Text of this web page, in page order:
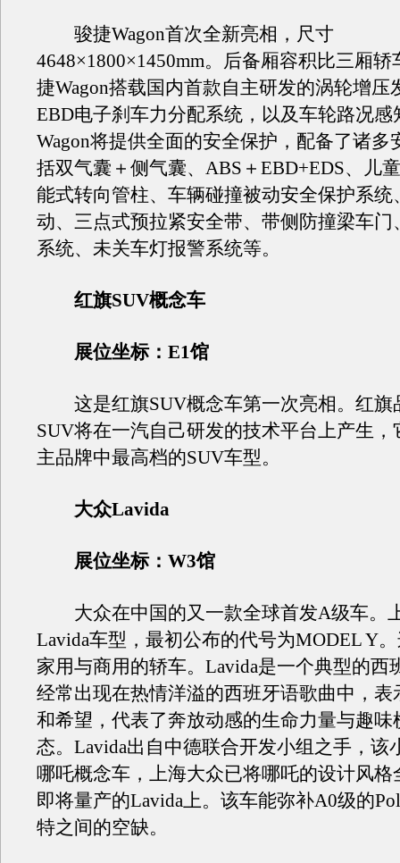
骏捷Wagon首次全新亮相，尺寸
4648×1800×1450mm。后备厢容积比三厢轿
捷Wagon搭载国内首款自主研发的涡轮增压
EBD电子刹车力分配系统，以及车轮路况感
Wagon将提供全面的安全保护，配备了诸多
括双气囊＋侧气囊、ABS＋EBD+EDS、儿
能式转向管柱、车辆碰撞被动安全保护系统
动、三点式预拉紧安全带、带侧防撞梁车门
系统、未关车灯报警系统等。
红旗SUV概念车
展位坐标：E1馆
这是红旗SUV概念车第一次亮相。红旗
SUV将在一汽自己研发的技术平台上产生，
主品牌中最高档的SUV车型。
大众Lavida
展位坐标：W3馆
大众在中国的又一款全球首发A级车。
Lavida车型，最初公布的代号为MODEL Y
家用与商用的轿车。Lavida是一个典型的西
经常出现在热情洋溢的西班牙语歌曲中，表
和希望，代表了奔放动感的生命力量与趣味
态。Lavida出自中德联合开发小组之手，该
哪吒概念车，上海大众已将哪吒的设计风格
即将量产的Lavida上。该车能弥补A0级的
特之间的空缺。